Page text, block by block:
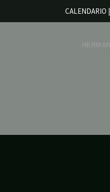
CALENDARIO |